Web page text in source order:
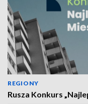
REGIONY
Rusza Konkurs